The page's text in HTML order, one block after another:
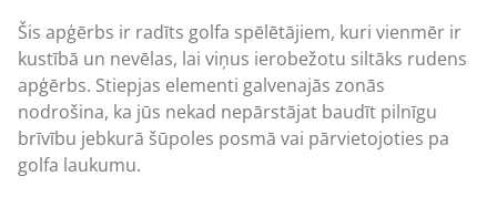
Šis apģērbs ir radīts golfa spēlētājiem, kuri vienmēr ir
kustībā un nevēlas, lai viņus ierobežotu siltāks rudens
apģērbs. Stiepjas elementi galvenajās zonās
nodrošina, ka jūs nekad nepārstājat baudīt pilnīgu
brīvību jebkurā šūpoles posmā vai pārvietojoties pa
golfa laukumu.